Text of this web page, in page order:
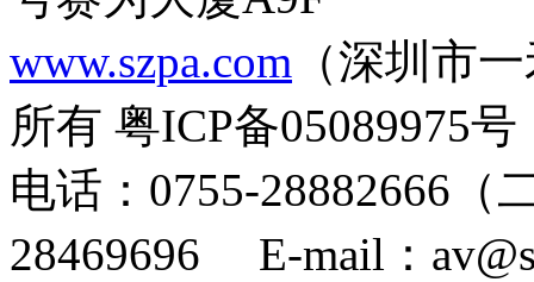
www.szpa.com （深圳市
所有 粤ICP备05089975号
电话：0755-28882666
28469696 E-mail：